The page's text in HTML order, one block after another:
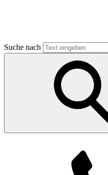
Suche nach